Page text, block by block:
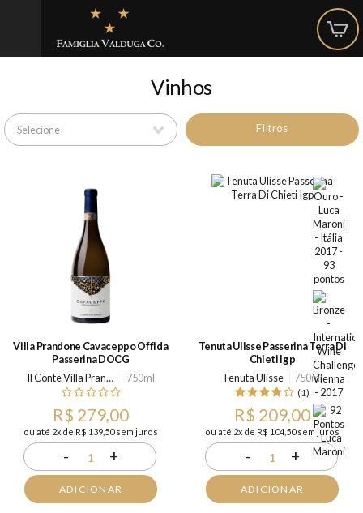
Vinhos
Filtros
Villa Prandone Cavaceppo Offida
Passerina DOCG
Il Conte Villa Prandone
750ml
R$ 279,00
ou até 2x de R$ 139,50 sem juros
- 1 +
ADICIONAR
Tenuta Ulisse Passerina Terra Di
Chieti Igp
Tenuta Ulisse
750ml
(1)
R$ 209,00
ou até 2x de R$ 104,50 sem juros
- 1 +
ADICIONAR